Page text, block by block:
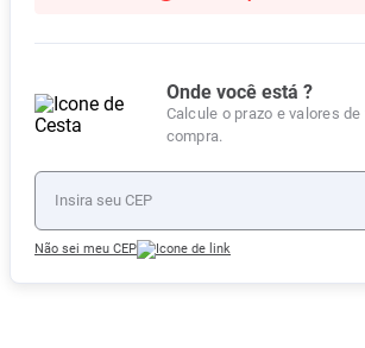
Onde você está ?
Calcule o prazo e valores
compra.
Não sei meu CEP